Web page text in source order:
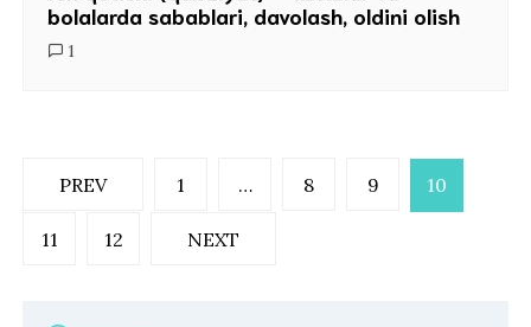
bolalarda sabablari, davolash, oldini olish
1
Posts
pagination
PREV 1 … 8 9 10
11 12 NEXT